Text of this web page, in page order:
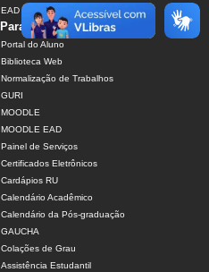
EAD
Para estudantes
Portal do Aluno
Biblioteca Web
Normalização de Trabalhos
GURI
MOODLE
MOODLE EAD
Painel de Serviços
Certificados Eletrônicos
Cardápios RU
Calendário Acadêmico
Calendário da Pós-graduação
GAUCHA
Colações de Grau
Assistência Estudantil